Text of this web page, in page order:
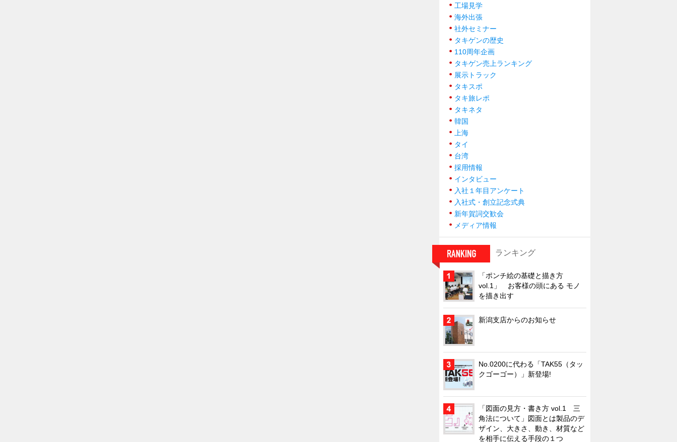
工場見学
海外出張
社外セミナー
タキゲンの歴史
110周年企画
タキゲン売上ランキング
展示トラック
タキスポ
タキ旅レポ
タキネタ
韓国
上海
タイ
台湾
採用情報
インタビュー
入社１年目アンケート
入社式・創立記念式典
新年賀詞交歓会
メディア情報
ランキング
「ポンチ絵の基礎と描き方
vol.1」 お客様の頭にある モノ
を描き出す
新潟支店からのお知らせ
No.0200に代わる「TAK55（タッ
クゴーゴー）」新登場!
「図面の見方・書き方 vol.1 三
角法について」図面とは製品のデ
ザイン、大きさ、動き、材質など
を相手に伝える手段の１つ